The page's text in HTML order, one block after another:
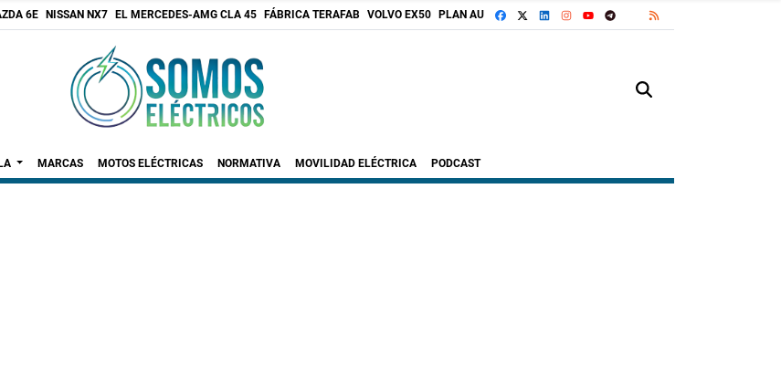
6E NISSAN NX7 EL MERCEDES-AMG CLA 45 FÁBRICA TERAFAB VOLVO EX50 PLAN AUTO+FACEBOOKLINKEDININSTAGRAM
YOUTUBE
TELEGRAM
GOOGLE DISCOVER
MARCAS MOTOS ELÉCTRICAS NORMATIVA MOVILIDAD ELÉCTRICA PODCAST